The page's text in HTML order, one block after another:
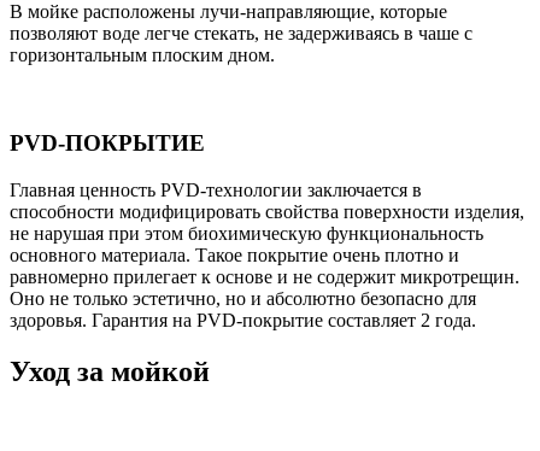
В мойке расположены лучи-направляющие, которые
позволяют воде легче стекать, не задерживаясь в чаше с
горизонтальным плоским дном.
PVD-ПОКРЫТИЕ
Главная ценность PVD-технологии заключается в
способности модифицировать свойства поверхности изделия,
не нарушая при этом биохимическую функциональность
основного материала. Такое покрытие очень плотно и
равномерно прилегает к основе и не содержит микротрещин.
Оно не только эстетично, но и абсолютно безопасно для
здоровья. Гарантия на PVD-покрытие составляет 2 года.
Уход за мойкой